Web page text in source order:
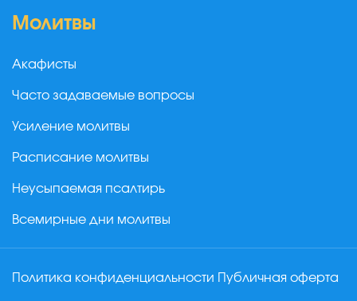
Молитвы
Акафисты
Часто задаваемые вопросы
Усиление молитвы
Расписание молитвы
Неусыпаемая псалтирь
Всемирные дни молитвы
Политика конфиденциальности Публичная оферта